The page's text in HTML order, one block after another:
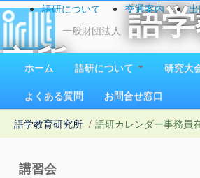
一般財団法人
語
究所
1923（大正12）年創立
語研について 交通案内
お問い合わせ
ホーム 語研について
研究大
よくある質問
お問合せ窓口
語学教育研究所 / 語研カレンダー事務員
講習会